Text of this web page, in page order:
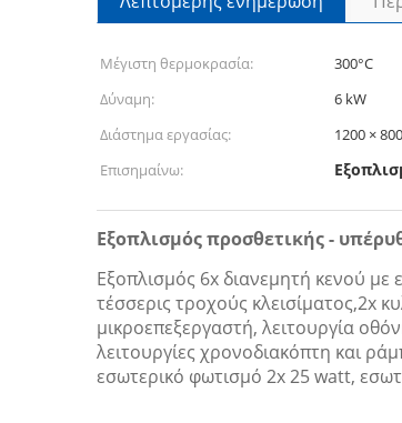
Μέγιστη θερμοκρασία: 300°C
Δύναμη:
6 kW
Διάστημα εργασίας:
1200 ×
Επισημαίνω:
Εξοπλισμός προσθετικής -
Εξοπλισμός 6x διανεμητή κενού με
τέσσερις τροχούς κλεισίματος,2x
μικροεπεξεργαστή, λειτουργία
λειτουργίες χρονοδιακόπτη και
εσωτερικό φωτισμό 2x 25 watt,